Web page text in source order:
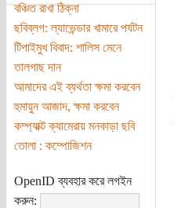
বঞ্চিত রাখা ঠিক্না
ছবিব্লগ: ল্যাভেন্ডার খামারে পর্যটন
টিপাইমুখ বিবাদ: শালিস মেনে
তালগাছ দান
আমাদের এই ব্যর্থতা ক্ষমা করবেন
হুমায়ুন আজাদ, ক্ষমা করবেন
কম্প্যাক্ট ক্যামেরায় মনকাড়া ছবি
তোলা : কম্পোজিশন
OpenID ব্যবহার করে লগইন
করুন: